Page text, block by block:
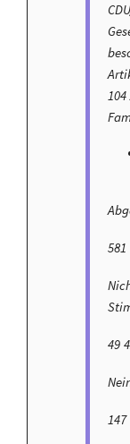
581
49
147